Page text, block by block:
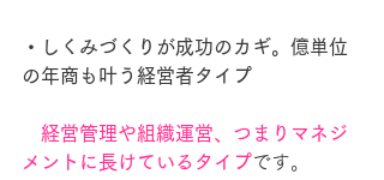
・しくみづくりが成功のカギ。億単位
の年商も叶う経営者タイプ
経営管理や組織運営、つまりマネジ
メントに長けているタイプです。